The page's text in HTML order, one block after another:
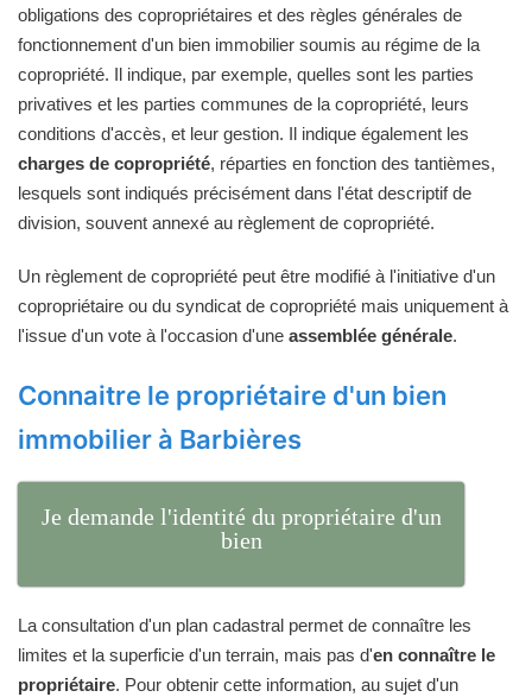
obligations des copropriétaires et des règles générales de
fonctionnement d'un bien immobilier soumis au régime de la
copropriété. Il indique, par exemple, quelles sont les parties
privatives et les parties communes de la copropriété, leurs
conditions d'accès, et leur gestion. Il indique également les
charges de copropriété, réparties en fonction des tantièmes,
lesquels sont indiqués précisément dans l'état descriptif de
division, souvent annexé au règlement de copropriété.
Un règlement de copropriété peut être modifié à l'initiative d'un
copropriétaire ou du syndicat de copropriété mais uniquement à
l'issue d'un vote à l'occasion d'une assemblée générale.
Connaitre le propriétaire d'un bien
immobilier à Barbières
Je demande l'identité du propriétaire d'un
bien
La consultation d'un plan cadastral permet de connaître les
limites et la superficie d'un terrain, mais pas d'en connaître le
propriétaire. Pour obtenir cette information, au sujet d'un